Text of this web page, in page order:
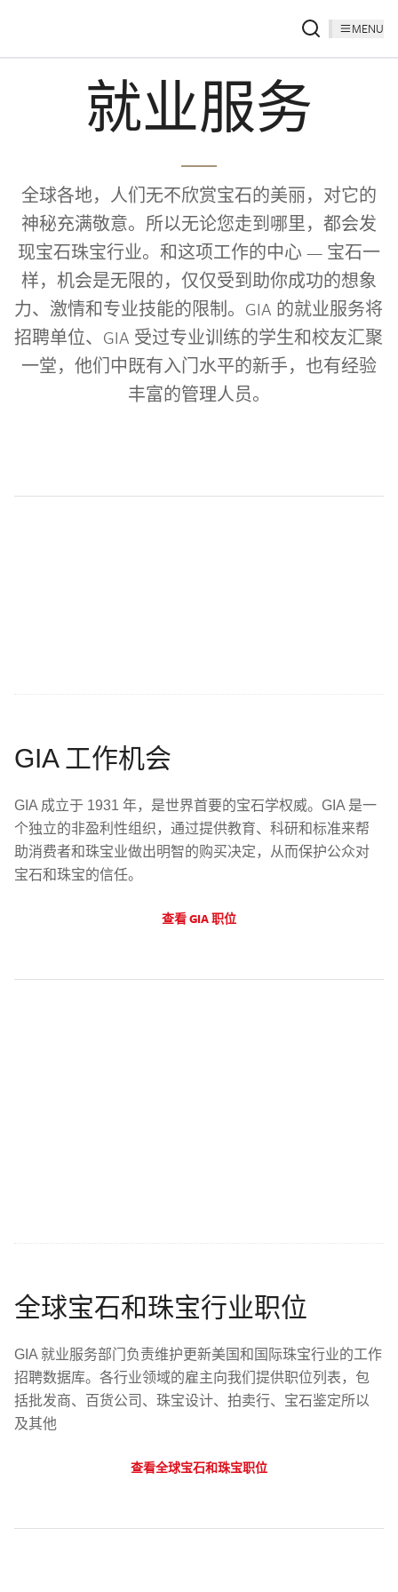
MENU
就业服务
全球各地，人们无不欣赏宝石的美丽，对它的
神秘充满敬意。所以无论您走到哪里，都会发
现宝石珠宝行业。和这项工作的中心 — 宝石一
样，机会是无限的，仅仅受到助你成功的想象
力、激情和专业技能的限制。GIA 的就业服务将
招聘单位、GIA 受过专业训练的学生和校友汇聚
一堂，他们中既有入门水平的新手，也有经验
丰富的管理人员。
GIA 工作机会
GIA 成立于 1931 年，是世界首要的宝石学权威。GIA 是一
个独立的非盈利性组织，通过提供教育、科研和标准来帮
助消费者和珠宝业做出明智的购买决定，从而保护公众对
宝石和珠宝的信任。
查看 GIA 职位
全球宝石和珠宝行业职位
GIA 就业服务部门负责维护更新美国和国际珠宝行业的工作
招聘数据库。各行业领域的雇主向我们提供职位列表，包
括批发商、百货公司、珠宝设计、拍卖行、宝石鉴定所以
及其他
查看全球宝石和珠宝职位